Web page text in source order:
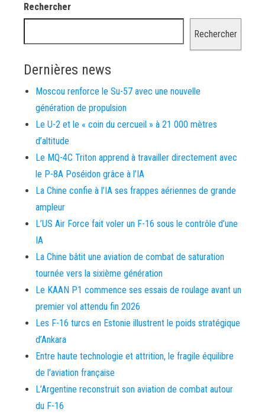
Rechercher
Rechercher
Dernières news
Moscou renforce le Su-57 avec une nouvelle
génération de propulsion
Le U-2 et le « coin du cercueil » à 21 000 mètres
d’altitude
Le MQ-4C Triton apprend à travailler directement avec
le P-8A Poséidon grâce à l’IA
La Chine confie à l’IA ses frappes aériennes de grande
ampleur
L’US Air Force fait voler un F-16 sous le contrôle d’une
IA
La Chine bâtit une aviation de combat de saturation
tournée vers la sixième génération
Le KAAN P1 commence ses essais de roulage avant un
premier vol attendu fin 2026
Les F-16 turcs en Estonie illustrent le poids stratégique
d’Ankara
Entre haute technologie et attrition, le fragile équilibre
de l’aviation française
L’Argentine reconstruit son aviation de combat autour
du F-16